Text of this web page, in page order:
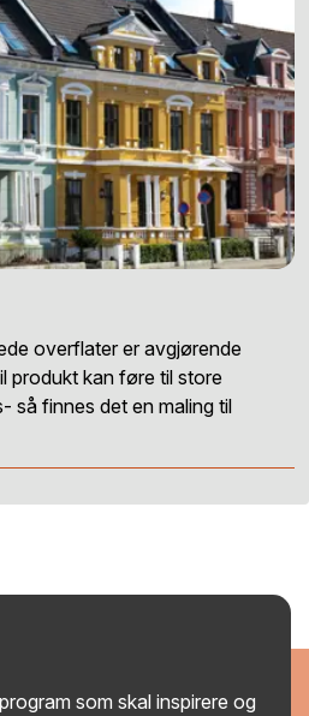
overflater er avgjørende
produkt kan føre til store
så finnes det en maling til
som skal inspirere og